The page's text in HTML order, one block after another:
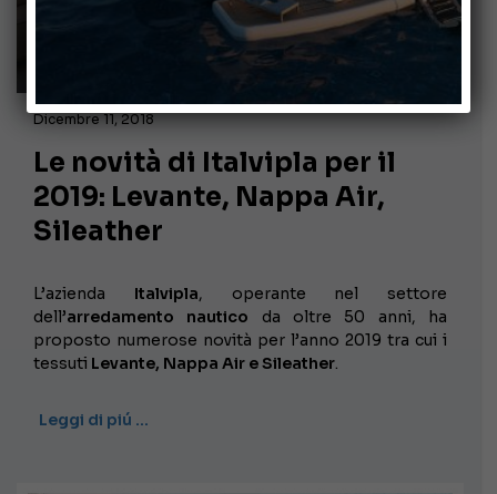
Dicembre 11, 2018
Le novità di Italvipla per il
2019: Levante, Nappa Air,
Sileather
L’azienda Italvipla, operante nel settore
dell’arredamento nautico da oltre 50 anni, ha
proposto numerose novità per l’anno 2019 tra cui i
tessuti Levante, Nappa Air e Sileather.
Leggi di piú …